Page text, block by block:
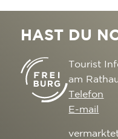
HAST DU
Tourist
am
Telefon
E-mail